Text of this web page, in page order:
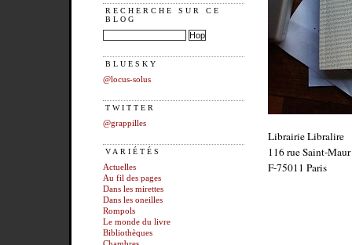
RECHERCHE SUR CE
BLOG
BLUESKY
@locus-solus
TWITTER
@grappilles
VARIÉTÉS
Actuelles
Au fil des pages
Dans les mirettes
Dans les oneilles
Rompols
Le monde du livre
Bibliothèques
Librairie Libralire
116 rue Saint-Maur
F-75011 Paris